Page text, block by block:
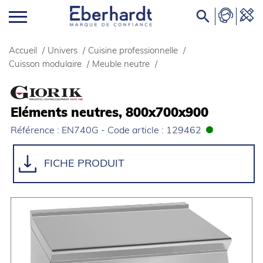

Accueil / Univers / Cuisine professionnelle /
Cuisson modulaire / Meuble neutre /
Eléments neutres, 800x700x900
Référence : EN740G - Code article : 129462
FICHE PRODUIT